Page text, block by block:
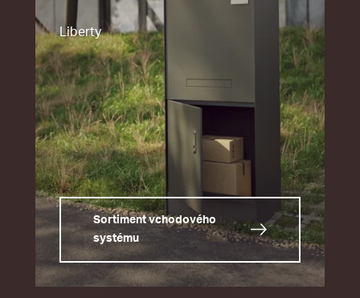
Liberty
Sortiment vchodového
systému